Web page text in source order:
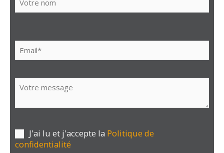
laisser
ce
vide.
J'ai lu et j'accepte la Politique de
confidentialité